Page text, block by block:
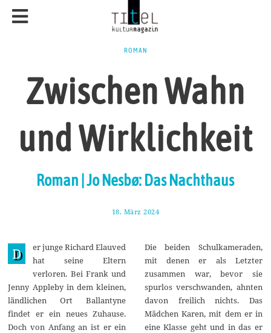
ROMAN
Zwischen Wahn
und Wirklichkeit
Roman | Jo Nesbø: Das Nachthaus
18. März 2024
2
0
2
4
D
er junge Richard Elauved
hat seine Eltern
verloren. Bei Frank und
Jenny Appleby in dem kleinen,
ländlichen Ort Ballantyne
findet er ein neues Zuhause.
Doch von Anfang an ist er ein
Die beiden Schulkameraden,
mit denen er als Letzter
zusammen war, bevor sie
spurlos verschwanden, ahnten
davon freilich nichts. Das
Mädchen Karen, mit dem er in
eine Klasse geht und in das er